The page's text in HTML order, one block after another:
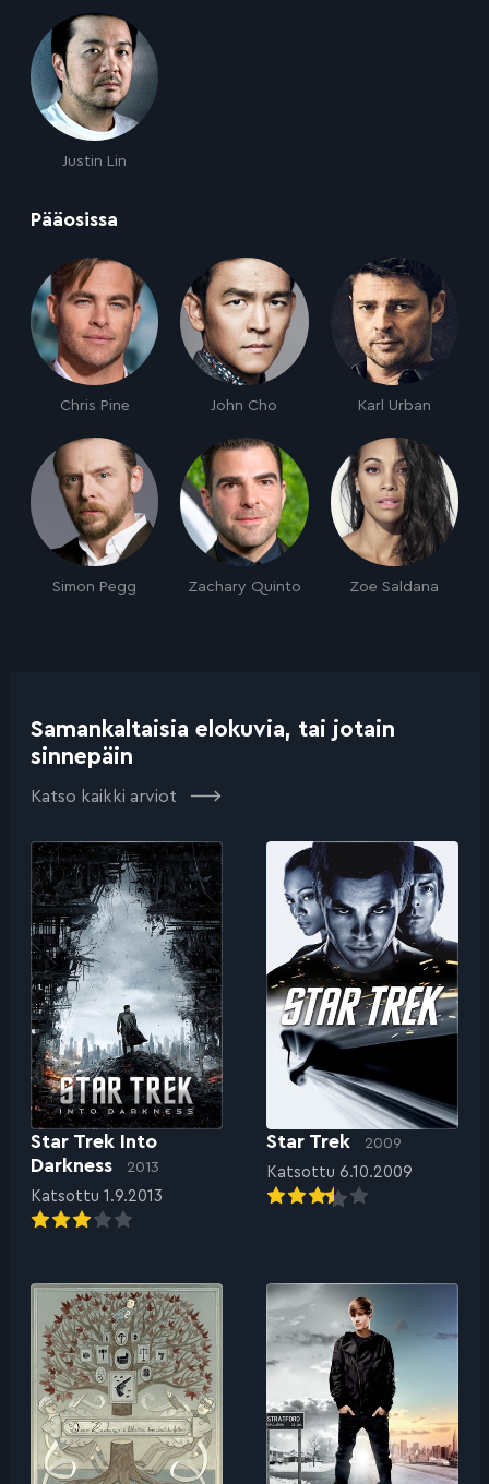
Justin Lin
Pääosissa
Chris Pine John Cho Karl Urban
Simon Pegg Zachary Quinto Zoe Saldana
Samankaltaisia elokuvia, tai jotain
sinnepäin
Katso kaikki arviot
Star Trek Into
Darkness
2013
Katsottu 1.9.2013
Star Trek 2009
Katsottu 6.10.2009